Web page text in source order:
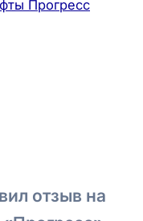
Прогресс
отзыв на